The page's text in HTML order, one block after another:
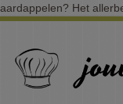
aardappelen? Het